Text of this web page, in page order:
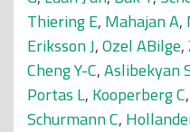
Thiering E, Mahajan A,
Eriksson J,Ozel ABilge,
Cheng Y-C,Aslibekyan
Portas L, Kooperberg C,
Schurmann C,